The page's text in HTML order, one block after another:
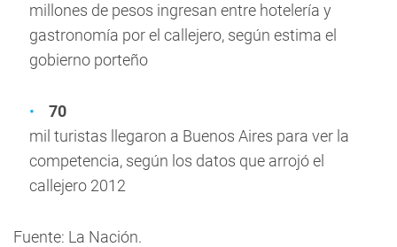
millones de pesos ingresan entre hotelería y
gastronomía por el callejero, según estima el
gobierno porteño
70
mil turistas llegaron a Buenos Aires para ver la
competencia, según los datos que arrojó el
callejero 2012
Fuente: La Nación.